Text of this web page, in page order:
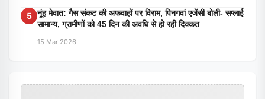
5 नूंह मेवात: गैस संकट की अफवाहों पर विराम, पिनगवां एजेंसी बोली- सप्लाई
सामान्य, ग्रामीणों को 45 दिन की अवधि से हो रही दिक्कत
15 Mar 2026